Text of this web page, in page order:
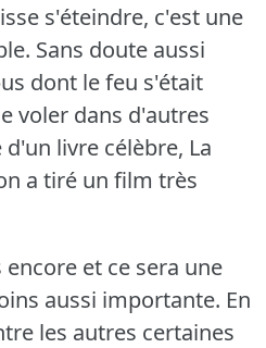
s'éteindre, c'est une
Sans doute aussi
dont le feu s'était
voler dans d'autres
livre célèbre, La
a tiré un film très
et ce sera une
aussi importante. En
les autres certaines